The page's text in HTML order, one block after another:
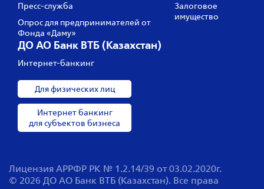
Пресс‑служба
Опрос для предпринимателей от
Фонда «Даму»
Залоговое
имущество
ДО АО Банк ВТБ (Казахстан)
Интернет-банкинг
Для физических лиц
Интернет банкинг
для субъектов бизнеса
Лицензия АРРФР РК № 1.2.14/39 от 03.02.2020г.
© 2026 ДО АО Банк ВТБ (Казахстан). Все права